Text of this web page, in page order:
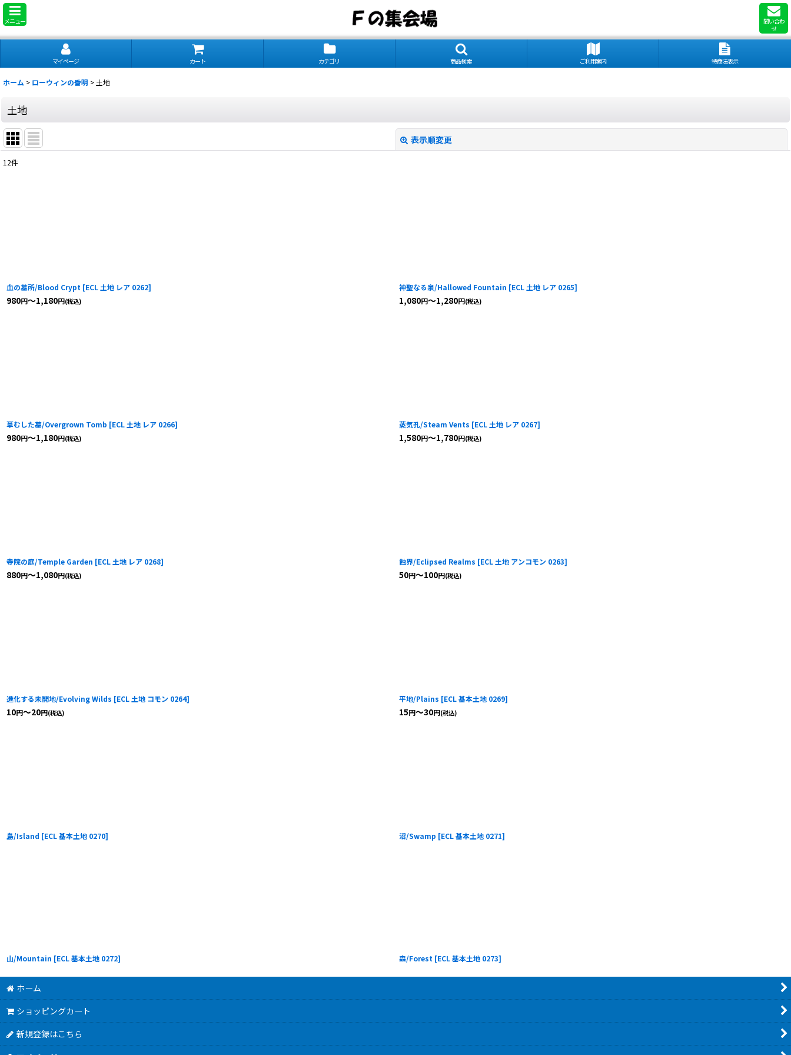
メニュー
問い合わ
せ
マイページ カート カテゴリ 商品検索 ご利用案内 特商法表示
ホーム > ローウィンの昏明 > 土地
土地
表示順変更
12件
血の墓所/Blood Crypt [ECL 土地 レア 0262]
980円～1,180円(税込)
神聖なる泉/Hallowed Fountain [ECL 土地 レア 0265]
1,080円～1,280円(税込)
草むした墓/Overgrown Tomb [ECL 土地 レア 0266]
980円～1,180円(税込)
蒸気孔/Steam Vents [ECL 土地 レア 0267]
1,580円～1,780円(税込)
寺院の庭/Temple Garden [ECL 土地 レア 0268]
880円～1,080円(税込)
蝕界/Eclipsed Realms [ECL 土地 アンコモン 0263]
50円～100円(税込)
進化する未開地/Evolving Wilds [ECL 土地 コモン 0264]
10円～20円(税込)
平地/Plains [ECL 基本土地 0269]
15円～30円(税込)
島/Island [ECL 基本土地 0270] 沼/Swamp [ECL 基本土地 0271]
山/Mountain [ECL 基本土地 0272] 森/Forest [ECL 基本土地 0273]
ホーム
ショッピングカート
新規登録はこちら